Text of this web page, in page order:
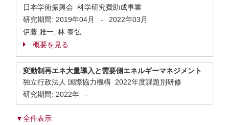
日本学術振興会 科学研究費助成事業
研究期間: 2019年04月 -
2022年03月
伊藤 雅一, 林 泰弘
概要を見る
変動制再エネ大量導入と需要側エネルギーマネジメント
独立行政法人 国際協力機構 2022年度課題別研修
研究期間: 2022年 -
▼全件表示